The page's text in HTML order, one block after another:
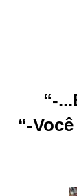
“-
“-